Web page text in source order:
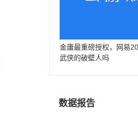
金庸最重磅授权，网易
武侠的破壁人吗
数据报告